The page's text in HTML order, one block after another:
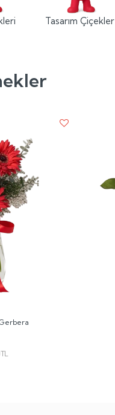
Tasarım Çiçekler
Gerbera